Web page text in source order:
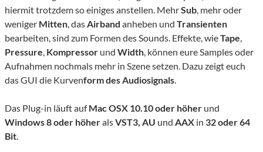
hiermit trotzdem so einiges anstellen. MehrSub, mehr oder
weniger Mitten, dasAirband anheben und Transienten
bearbeiten, sind zum Formen des Sounds. Effekte, wieTape,
Pressure, Kompressor und Width, können eure Samples oder
Aufnahmen nochmals mehr in Szene setzen. Dazu zeigt euch
das GUI die Kurvenform des Audiosignals.
Das Plug-in läuft aufMac OSX 10.10 oder höher und
Windows 8 oder höheralsVST3, AU und AAX in 32 oder 64
Bit.